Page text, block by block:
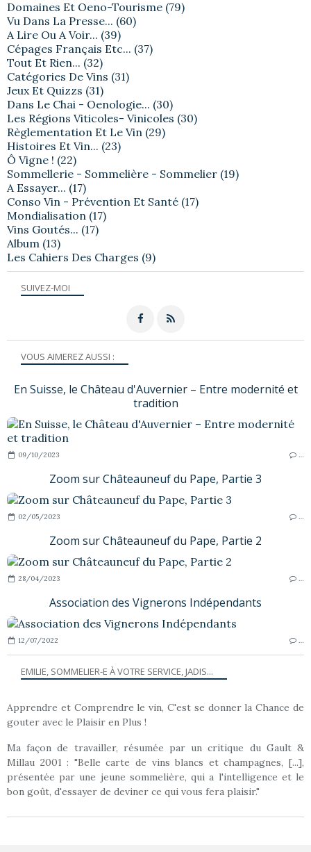
SUIVEZ-MOI
VOUS AIMEREZ AUSSI :
En Suisse, le Château d'Auvernier – Entre modernité et
tradition
09/10/2023
Zoom sur Châteauneuf du Pape, Partie 3
02/05/2023
Zoom sur Châteauneuf du Pape, Partie 2
28/04/2023
Association des Vignerons Indépendants
12/07/2022
Domaines Et Oeno-Tourisme (79)
Vu Dans La Presse... (60)
A Lire Ou A Voir... (39)
Cépages Français Etc... (37)
Tout Et Rien... (32)
Catégories De Vins (31)
Jeux Et Quizzs (31)
Dans Le Chai - Oenologie... (30)
Les Régions Viticoles- Vinicoles (30)
Règlementation Et Le Vin (29)
Histoires Et Vin... (23)
Ô Vigne ! (22)
Sommellerie - Sommelière - Sommelier (19)
A Essayer... (17)
Conso Vin - Prévention Et Santé (17)
Mondialisation (17)
Vins Goutés... (17)
Album (13)
Les Cahiers Des Charges (9)
EMILIE, SOMMELIER-E À VOTRE SERVICE, JADIS...
Apprendre et Comprendre le vin, C'est se donner la Chance de
gouter avec le Plaisir en Plus !
Ma façon de travailler, résumée par un critique du Gault &
Millau 2001 : "Belle carte de vins blancs et champagnes, [...],
présentée par une jeune sommelière, qui a l'intelligence et le
bon goût, d'essayer de deviner ce qui vous fera plaisir."